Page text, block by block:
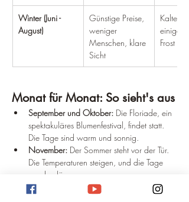
Winter (Juni -
August)
Günstige Preise,
weniger
Menschen, klare
Sicht
Kalte
einige
Frost
Monat für Monat: So sieht's aus
September und Oktober: Die Floriade, ein
spektakuläres Blumenfestival, findet statt.
Die Tage sind warm und sonnig.
November: Der Sommer steht vor der Tür.
Die Temperaturen steigen, und die Tage
werden länger.
Dezember bis Februar:
Hochsaison in